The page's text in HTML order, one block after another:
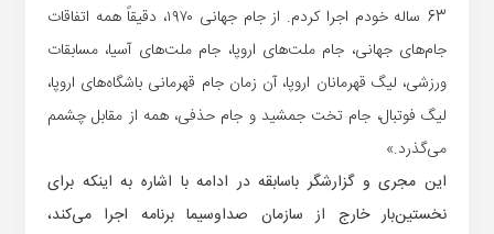
63 ساله خودم اجرا کردم. از جام جهانی ۱۹۷۰، دقیقاً همه اتفاقات
جام‌های جهانی، جام ملت‌های اروپا، جام ملت‌های آسیا، مسابقات
ورزشی، لیگ قهرمانان اروپا، آن زمان جام قهرمانی باشگاه‌های اروپا،
لیگ فوتبال، جام تخت جمشید و جام حذفی، همه از مقابل چشمم
می‌گذرد.»
این مجری و گزارشگر باسابقه در ادامه با اشاره به اینکه برای
نخستین‌بار خارج از سازمان صداوسیما برنامه اجرا می‌کند،